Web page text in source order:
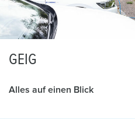
GEIG
Alles auf einen Blick